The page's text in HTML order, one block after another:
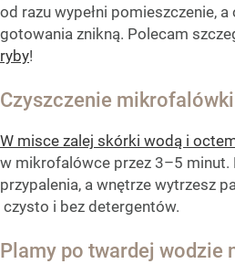
od razu wypełni pomieszczenie,
gotowania znikną. Polecam
ryby!
Czyszczenie
W misce zalej skórki wodą i
w mikrofalówce przez 3–5 minut.
przypalenia, a wnętrze wytrzesz
czysto i bez detergentów.
Plamy po twardej wodzie